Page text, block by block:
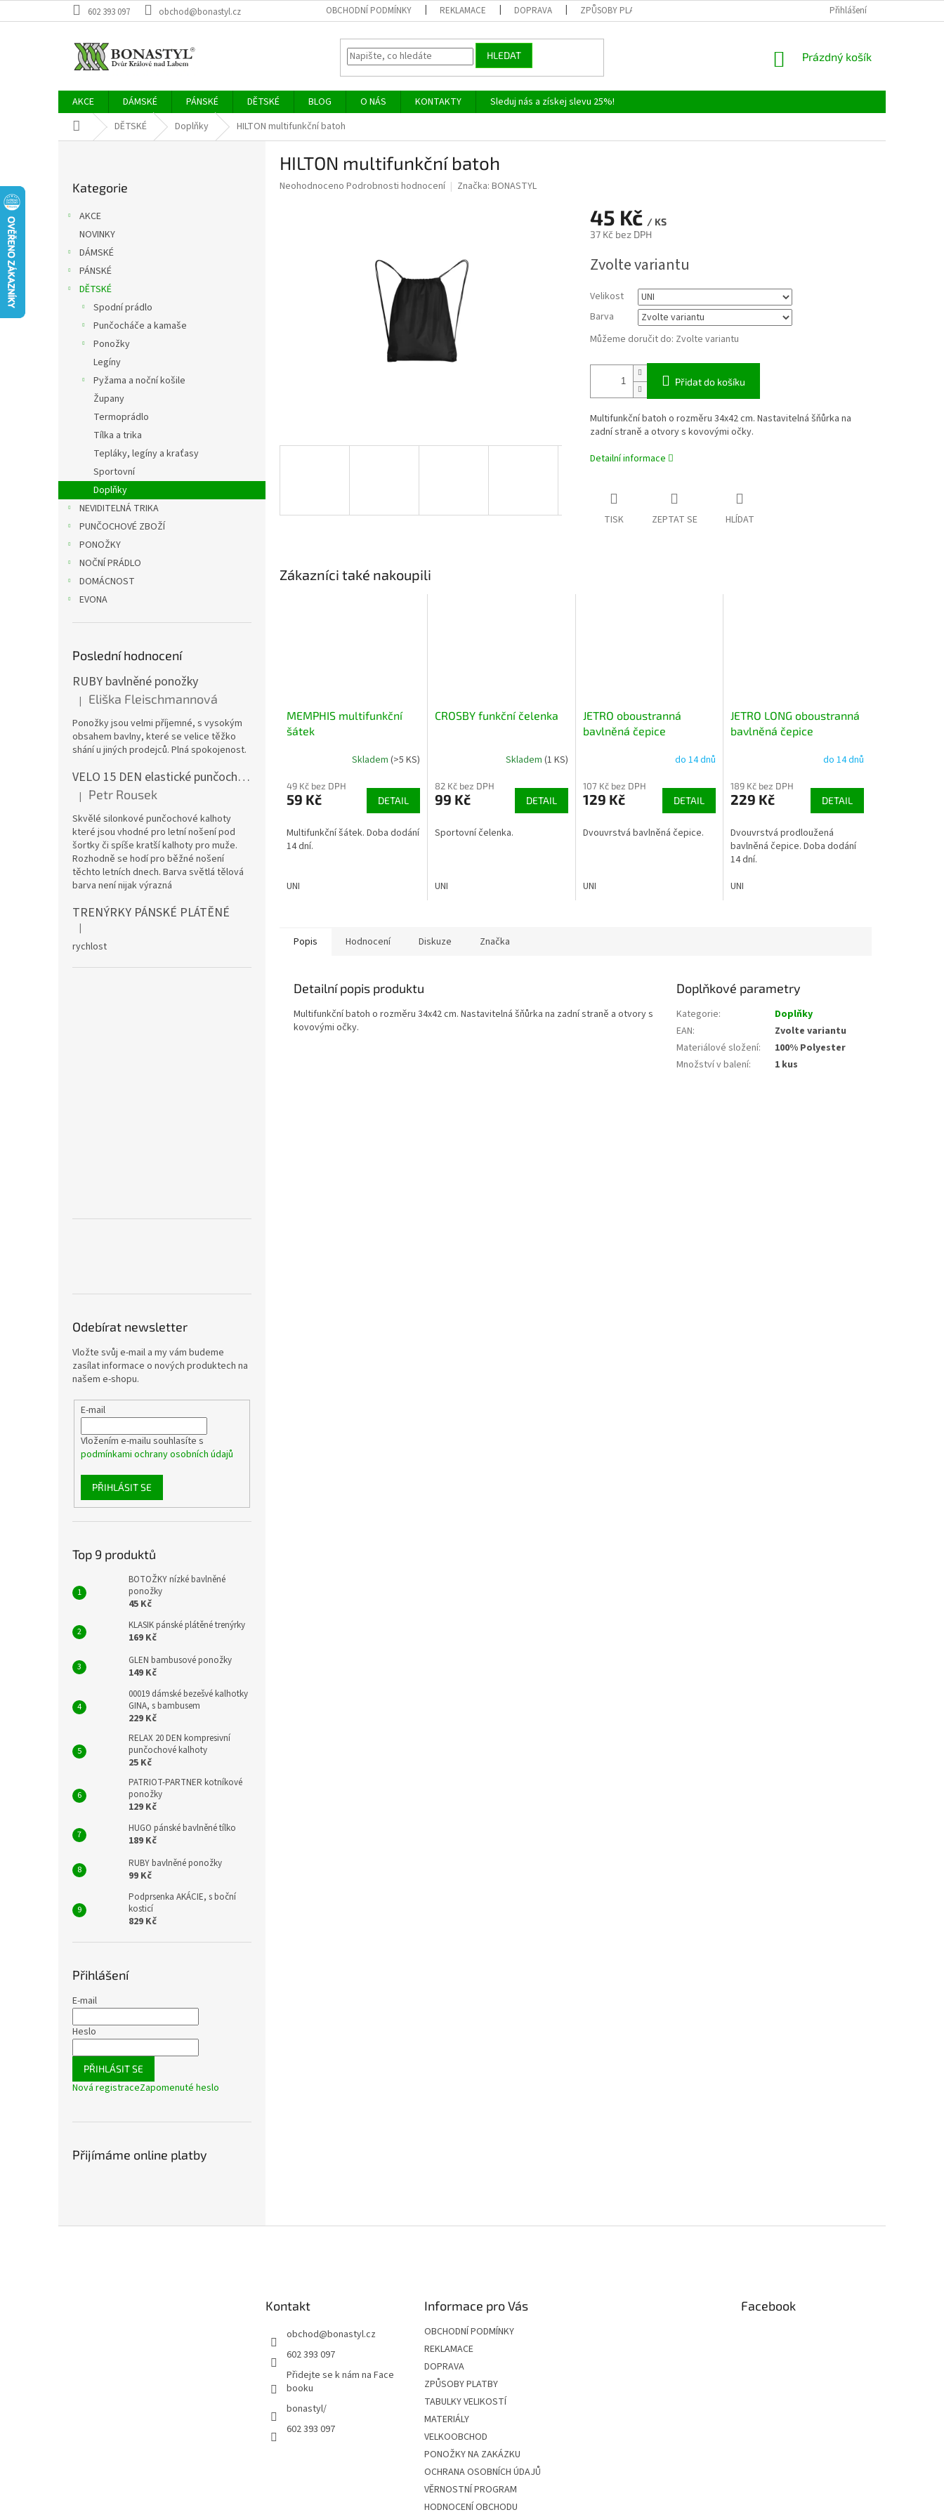
na
602 393 097 obchod@bonastyl.cz OBCHODNÍ PODMÍNKY REKLAMACE DOPRAVA ZPŮSOBY PLATBY VELKOOBCHOD
Přihlášení
HLEDAT
NÁKUPNÍ
Prázdný košík
AKCE DÁMSKÉ PÁNSKÉ DĚTSKÉ BLOG O NÁS KONTAKTY
Sleduj nás a získej slevu 25%!
Domů DĚTSKÉ Doplňky HILTON multifunkční batoh
kategorie
Kategorie
AKCE
NOVINKY
DÁMSKÉ
PÁNSKÉ
DĚTSKÉ
Spodní prádlo
Punčocháče a kamaše
Ponožky
Legíny
Pyžama a noční košile
Župany
Termoprádlo
Tílka a trika
Tepláky, legíny a kraťasy
Sportovní
Doplňky
NEVIDITELNÁ TRIKA
PUNČOCHOVÉ ZBOŽÍ
PONOŽKY
NOČNÍ PRÁDLO
DOMÁCNOST
EVONA
Poslední hodnocení
RUBY bavlněné ponožky
Hodnocení produktu je 5 z 5 hvězdiček.
| Eliška Fleischmannová
Ponožky jsou velmi příjemné, s vysokým
obsahem bavlny, které se velice těžko
shání u jiných prodejců. Plná spokojenost.
VELO 15 DEN elastické punčochové kalhoty
Hodnocení produktu je 5 z 5 hvězdiček.
| Petr Rousek
Skvělé silonkové punčochové kalhoty
které jsou vhodné pro letní nošení pod
šortky či spíše kratší kalhoty pro muže.
Rozhodně se hodí pro běžné nošení
těchto letních dnech. Barva světlá tělová
barva není nijak výrazná
TRENÝRKY PÁNSKÉ PLÁTĚNÉ
Hodnocení produktu je 5 z 5 hvězdiček.
|
rychlost
Odebírat newsletter
Vložte svůj e-mail a my vám budeme
zasílat informace o nových produktech na
našem e-shopu.
E-mail
Vložením e-mailu souhlasíte s
podmínkami ochrany osobních údajů
PŘIHLÁSIT SE
Top 9 produktů
BOTOŽKY nízké bavlněné
ponožky
45 Kč
KLASIK pánské plátěné trenýrky
169 Kč
GLEN bambusové ponožky
149 Kč
00019 dámské bezešvé kalhotky
GINA, s bambusem
229 Kč
RELAX 20 DEN kompresivní
punčochové kalhoty
25 Kč
PATRIOT-PARTNER kotníkové
ponožky
129 Kč
HUGO pánské bavlněné tílko
189 Kč
RUBY bavlněné ponožky
99 Kč
Podprsenka AKÁCIE, s boční
kosticí
829 Kč
Přihlášení
E-mail
Heslo
PŘIHLÁSIT SE
Nová registraceZapomenuté heslo
Přijímáme online platby
HILTON multifunkční batoh
Průměrné
Neohodnoceno Podrobnosti hodnocení Značka: BONASTYL
45 Kč / KS
37 Kč bez DPH
cena:
Zvolte variantu
Velikost
Barva
Můžeme doručit do: Zvolte variantu
Přidat do košíku
Multifunkční batoh o rozměru 34x42 cm. Nastavitelná šňůrka na
zadní straně a otvory s kovovými očky.
Detailní informace
TISK ZEPTAT SE HLÍDAT
Zákazníci také nakoupili
MEMPHIS multifunkční
šátek
Skladem (>5 KS)
49 Kč bez DPH
59 Kč DETAIL
Multifunkční šátek. Doba dodání
14 dní.
UNI
CROSBY funkční čelenka
Skladem (1 KS)
82 Kč bez DPH
99 Kč DETAIL
Sportovní čelenka.
UNI
JETRO oboustranná
bavlněná čepice
do 14 dnů
107 Kč bez DPH
129 Kč DETAIL
Dvouvrstvá bavlněná čepice.
UNI
JETRO LONG oboustranná
bavlněná čepice
do 14 dnů
189 Kč bez DPH
229 Kč DETAIL
Dvouvrstvá prodloužená
bavlněná čepice. Doba dodání
14 dní.
UNI
Popis Hodnocení Diskuze Značka
Detailní popis produktu
Multifunkční batoh o rozměru 34x42 cm. Nastavitelná šňůrka na zadní straně a otvory s
kovovými očky.
Doplňkové parametry
Kategorie:
Doplňky
EAN:
Zvolte variantu
Materiálové složení:
100% Polyester
Množství v balení: 1 kus
Kontakt
obchod@bonastyl.cz
602 393 097
Přidejte se k nám na Face
booku
bonastyl/
602 393 097
Informace pro Vás
OBCHODNÍ PODMÍNKY
REKLAMACE
DOPRAVA
ZPŮSOBY PLATBY
TABULKY VELIKOSTÍ
MATERIÁLY
VELKOOBCHOD
PONOŽKY NA ZAKÁZKU
OCHRANA OSOBNÍCH ÚDAJŮ
VĚRNOSTNÍ PROGRAM
HODNOCENÍ OBCHODU
Facebook